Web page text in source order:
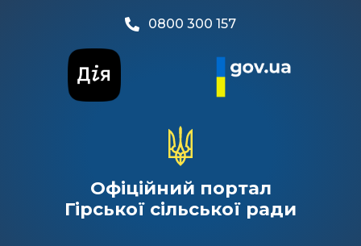
0800 300 157
Офіційний портал
Гірської сільської ради